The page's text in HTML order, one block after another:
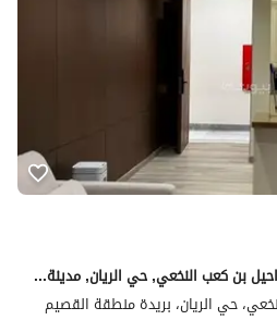
شقة للبيع في شارع دريد بن شراحيل بن كعب النخعي, حي الريان, مدينة بريدة, منطقة القصيم
حي الريان، بريدة منطقة القصيم